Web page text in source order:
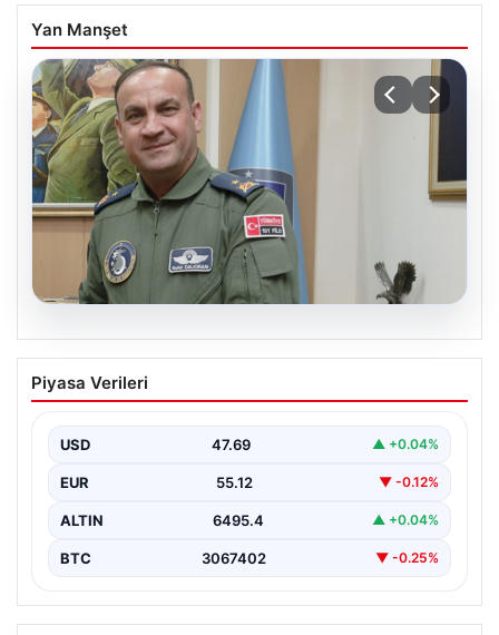
Yan Manşet
Rafet Dalkıran kimdir? Yeni Hava
Kuvvetleri Komutanı Rafet Dalkıran’ın
Piyasa Verileri
USD 47.69 ▲ +0.04%
EUR 55.12 ▼ -0.12%
ALTIN 6495.4 ▲ +0.04%
BTC 3067402 ▼ -0.25%